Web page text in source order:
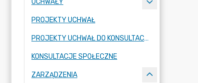
UCHWAŁY
PROJEKTY UCHWAŁ
PROJEKTY UCHWAŁ DO KONSULTACJI
KONSULTACJE SPOŁECZNE
ZARZĄDZENIA